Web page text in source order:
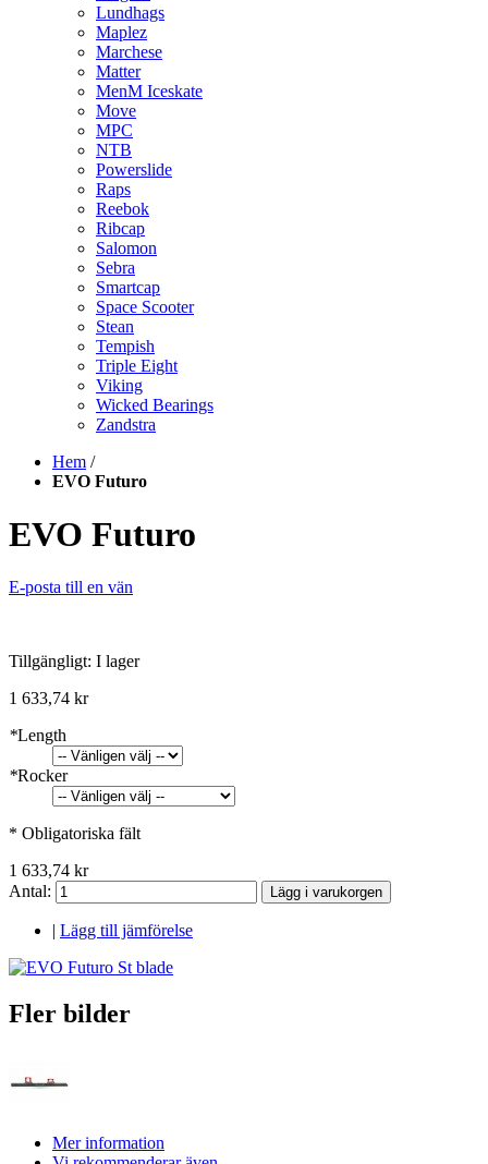
Lundhags
Maplez
Marchese
Matter
MenM Iceskate
Move
MPC
NTB
Powerslide
Raps
Reebok
Ribcap
Salomon
Sebra
Smartcap
Space Scooter
Stean
Tempish
Triple Eight
Viking
Wicked Bearings
Zandstra
Hem /
EVO Futuro
EVO Futuro
E-posta till en vän
Tillgängligt: I lager
1 633,74 kr
*Length
*Rocker
* Obligatoriska fält
1 633,74 kr
Antal:
Lägg i varukorgen
Lägg till jämförelse
Fler bilder
Mer information